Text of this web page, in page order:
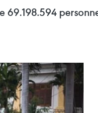
69.198.594